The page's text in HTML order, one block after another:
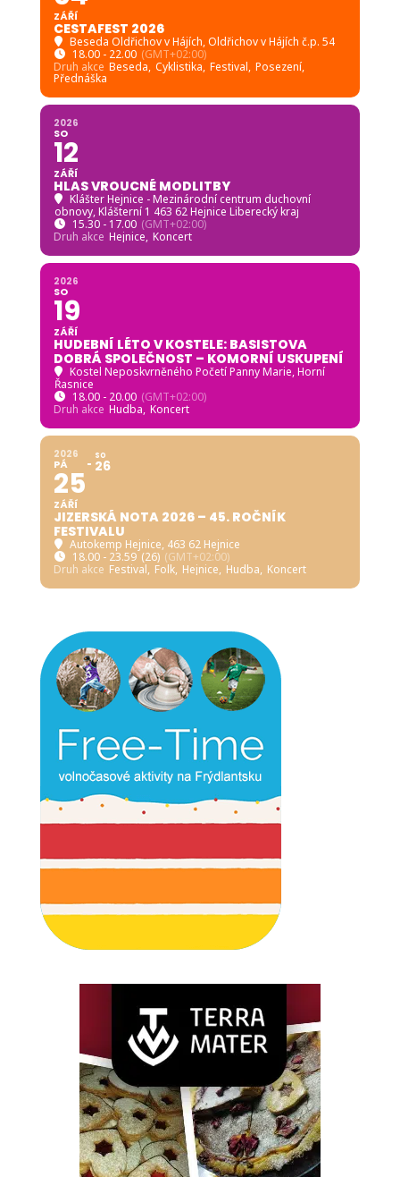
ZÁŘÍ
CESTAFEST 2026
Beseda Oldřichov v Hájích, Oldřichov v Hájích č.p. 54
18.00 - 22.00 (GMT+02:00)
Druh akce Beseda, Cyklistika, Festival, Posezení,
Přednáška
2026
SO
12
ZÁŘÍ
HLAS VROUCNÉ MODLITBY
Klášter Hejnice - Mezinárodní centrum duchovní
obnovy, Klášterní 1 463 62 Hejnice Liberecký kraj
15.30 - 17.00 (GMT+02:00)
Druh akce Hejnice, Koncert
2026
SO
19
ZÁŘÍ
HUDEBNÍ LÉTO V KOSTELE: BASISTOVA
DOBRÁ SPOLEČNOST – KOMORNÍ USKUPENÍ
Kostel Neposkvrněného Početí Panny Marie, Horní
Řasnice
18.00 - 20.00 (GMT+02:00)
Druh akce Hudba, Koncert
2026
PÁ
25
ZÁŘÍ
SO
26
JIZERSKÁ NOTA 2026 – 45. ROČNÍK
FESTIVALU
Autokemp Hejnice, 463 62 Hejnice
18.00 - 23.59 (26) (GMT+02:00)
Druh akce Festival, Folk, Hejnice, Hudba, Koncert